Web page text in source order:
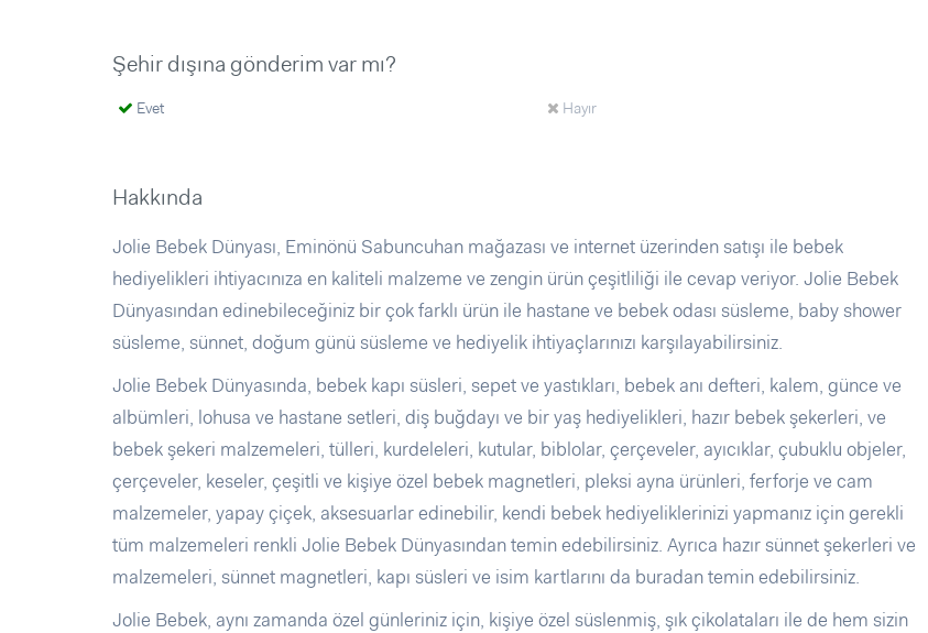
Şehir dışına gönderim var mı?
Evet Hayır
Hakkında
Jolie Bebek Dünyası, Eminönü Sabuncuhan mağazası ve internet üzerinden satışı ile bebek
hediyelikleri ihtiyacınıza en kaliteli malzeme ve zengin ürün çeşitliliği ile cevap veriyor. Jolie Bebek
Dünyasından edinebileceğiniz bir çok farklı ürün ile hastane ve bebek odası süsleme, baby shower
süsleme, sünnet, doğum günü süsleme ve hediyelik ihtiyaçlarınızı karşılayabilirsiniz.
Jolie Bebek Dünyasında, bebek kapı süsleri, sepet ve yastıkları, bebek anı defteri, kalem, günce ve
albümleri, lohusa ve hastane setleri, diş buğdayı ve bir yaş hediyelikleri, hazır bebek şekerleri, ve
bebek şekeri malzemeleri, tülleri, kurdeleleri, kutular, biblolar, çerçeveler, ayıcıklar, çubuklu objeler,
çerçeveler, keseler, çeşitli ve kişiye özel bebek magnetleri, pleksi ayna ürünleri, ferforje ve cam
malzemeler, yapay çiçek, aksesuarlar edinebilir, kendi bebek hediyeliklerinizi yapmanız için gerekli
tüm malzemeleri renkli Jolie Bebek Dünyasından temin edebilirsiniz. Ayrıca hazır sünnet şekerleri ve
malzemeleri, sünnet magnetleri, kapı süsleri ve isim kartlarını da buradan temin edebilirsiniz.
Jolie Bebek, aynı zamanda özel günleriniz için, kişiye özel süslenmiş, şık çikolataları ile de hem sizin